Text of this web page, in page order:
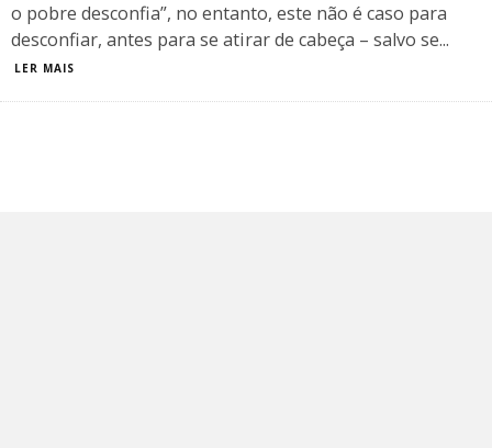
o pobre desconfia”, no entanto, este não é caso para
desconfiar, antes para se atirar de cabeça – salvo se...
LER MAIS